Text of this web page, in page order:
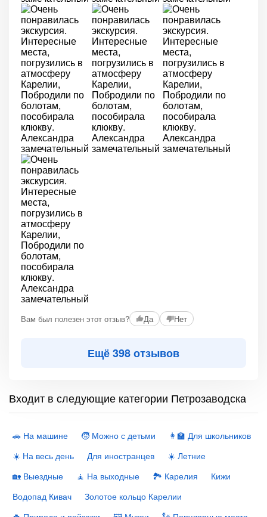
Вам был полезен этот отзыв? Да Нет
Ещё 398 отзывов
Входит в следующие категории Петрозаводска
🚗 На машине 🧒 Можно с детьми
👩‍🏫 Для школьников
☀️ На весь день
Для иностранцев
☀️ Летние
🏡 Выездные
🧘 На выходные 🏞 Карелия
Кижи
Водопад Кивач
Золотое кольцо Карелии